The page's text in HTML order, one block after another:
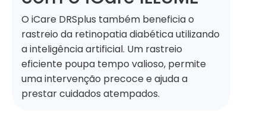
O iCare DRSplus também beneficia o
rastreio da retinopatia diabética utilizando
a inteligência artificial. Um rastreio
eficiente poupa tempo valioso, permite
uma intervenção precoce e ajuda a
prestar cuidados atempados.